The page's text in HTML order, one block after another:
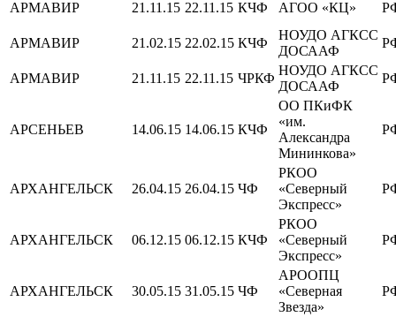
АРМАВИР 21.11.15 22.11.15 КЧФ АГОО «КЦ»
АРМАВИР 21.02.15 22.02.15 КЧФ
НОУДО АГКСС
ДОСААФ
АРМАВИР 21.11.15 22.11.15 ЧРКФ
НОУДО АГКСС
ДОСААФ
АРСЕНЬЕВ 14.06.15 14.06.15 КЧФ
ОО ПКиФК
«им.
Александра
Мининкова»
АРХАНГЕЛЬСК 26.04.15 26.04.15 ЧФ
РКОО
«Северный
Экспресс»
АРХАНГЕЛЬСК 06.12.15 06.12.15 КЧФ
РКОО
«Северный
Экспресс»
АРХАНГЕЛЬСК 30.05.15 31.05.15 ЧФ
АРООПЦ
«Северная
Звезда»